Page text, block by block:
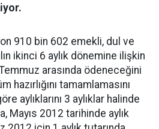
910 bin 602 emekli, dul ve
ikinci 6 aylık dönemine ilişkin
arasında ödeneceğini
tamamlamasını
aylıklarını 3 aylıklar halinde
Mayıs 2012 tarihinde aylık